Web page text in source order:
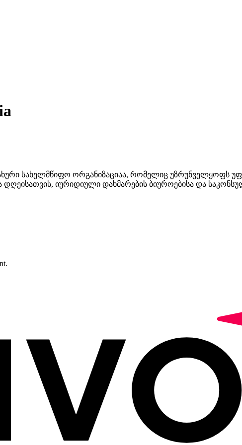
სახელმწიფო ორგანიზაციაა, რომელიც უზრუნველყოფს
დღეისათვის, იურიდიული დახმარების ბიუროებისა და